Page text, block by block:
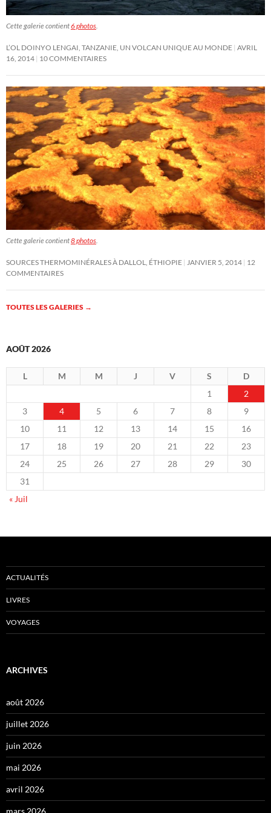
Cette galerie contient6 photos.
L’OL DOINYO LENGAI, TANZANIE, UN VOLCAN UNIQUE AU MONDE AVRIL
16, 2014 10 COMMENTAIRES
Cette galerie contient8 photos.
SOURCES THERMOMINÉRALES À DALLOL, ÉTHIOPIE JANVIER 5, 2014 12
COMMENTAIRES
TOUTES LES GALERIES →
AOÛT 2026
L M M J V S
D
1
2
3
4 5 6 7 8
9
10
11 12 13 14 15
16
17
18 19 20 21 22
23
24
25 26 27 28 29
30
31
« Juil
ACTUALITÉS
LIVRES
VOYAGES
ARCHIVES
août 2026
juillet 2026
juin 2026
mai 2026
avril 2026